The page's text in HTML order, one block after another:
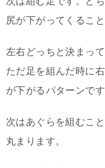
尻が下がってくるこ
左右どっちと決まって
ただ足を組んだ時に
が下がるパターンです
次はあぐらを組むこ
丸まります。